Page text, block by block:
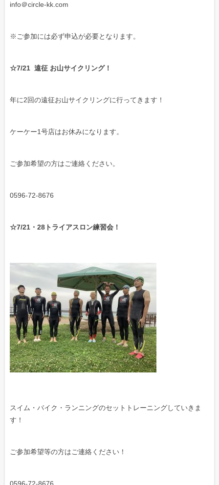
info＠circle-kk.com
※ご参加には必ず申込が必要となります。
☆7/21 遠征 お山サイクリング！
年に2回の遠征お山サイクリングに行ってきます！
ケーケー1号店はお休みになります。
ご参加希望の方はご連絡ください。
0596-72-8676
☆7/21・28トライアスロン練習会！
スイム・バイク・ランニングのセットトレーニングしていきま
す！
ご参加希望等の方はご連絡ください！